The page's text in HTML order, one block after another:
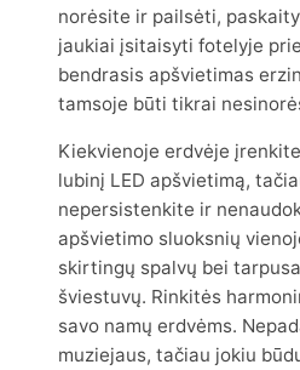
norėsite ir pailsėti,
jaukiai įsitaisyti fotelyje
bendrasis apšvietimas
tamsoje būti tikrai
Kiekvienoje erdvėje
lubinį LED apšvietimą,
nepersistenkite ir
apšvietimo sluoksnių
skirtingų spalvų bei
šviestuvų. Rinkitės
savo namų erdvėms.
muziejaus, tačiau jokiu